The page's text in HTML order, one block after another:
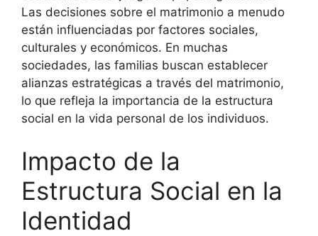
Las decisiones sobre el matrimonio a menudo
están influenciadas por factores sociales,
culturales y económicos. En muchas
sociedades, las familias buscan establecer
alianzas estratégicas a través del matrimonio,
lo que refleja la importancia de la estructura
social en la vida personal de los individuos.
Impacto de la
Estructura Social en la
Identidad